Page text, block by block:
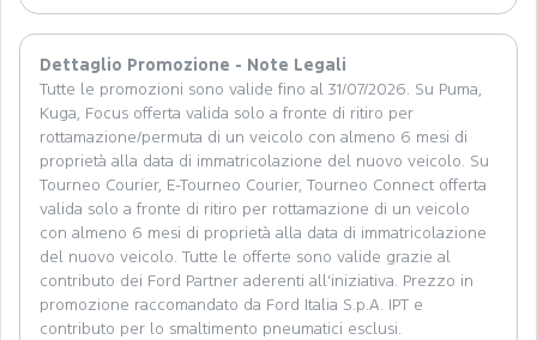
Dettaglio Promozione - Note Legali
Tutte le promozioni sono valide fino al 31/07/2026. Su Puma,
Kuga, Focus offerta valida solo a fronte di ritiro per
rottamazione/permuta di un veicolo con almeno 6 mesi di
proprietà alla data di immatricolazione del nuovo veicolo. Su
Tourneo Courier, E-Tourneo Courier, Tourneo Connect offerta
valida solo a fronte di ritiro per rottamazione di un veicolo
con almeno 6 mesi di proprietà alla data di immatricolazione
del nuovo veicolo. Tutte le offerte sono valide grazie al
contributo dei Ford Partner aderenti all’iniziativa. Prezzo in
promozione raccomandato da Ford Italia S.p.A. IPT e
contributo per lo smaltimento pneumatici esclusi.